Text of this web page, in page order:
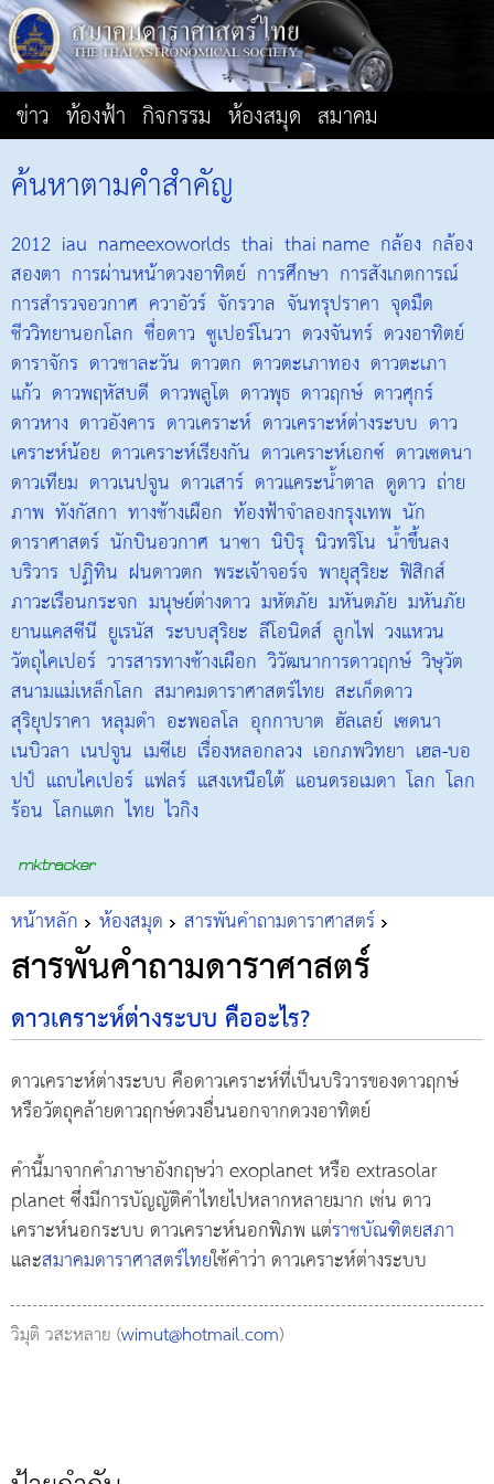
ข่าว ท้องฟ้า กิจกรรม ห้องสมุด สมาคม
ค้นหาตามคำสำคัญ
2012 iau nameexoworlds thai thai name กล้อง กล้อง
สองตา การผ่านหน้าดวงอาทิตย์ การศึกษา การสังเกตการณ์
การสำรวจอวกาศ ควาอัวร์ จักรวาล จันทรุปราคา จุดมืด
ชีววิทยานอกโลก ชื่อดาว ซูเปอร์โนวา ดวงจันทร์ ดวงอาทิตย์
ดาราจักร ดาวชาละวัน ดาวตก ดาวตะเภาทอง ดาวตะเภา
แก้ว ดาวพฤหัสบดี ดาวพลูโต ดาวพุธ ดาวฤกษ์ ดาวศุกร์
ดาวหาง ดาวอังคาร ดาวเคราะห์ ดาวเคราะห์ต่างระบบ ดาว
เคราะห์น้อย ดาวเคราะห์เรียงกัน ดาวเคราะห์เอกซ์ ดาวเซดนา
ดาวเทียม ดาวเนปจูน ดาวเสาร์ ดาวแคระน้ำตาล ดูดาว ถ่าย
ภาพ ทังกัสกา ทางช้างเผือก ท้องฟ้าจำลองกรุงเทพ นัก
ดาราศาสตร์ นักบินอวกาศ นาซา นิบิรุ นิวทริโน น้ำขึ้นลง
บริวาร ปฏิทิน ฝนดาวตก พระเจ้าจอร์จ พายุสุริยะ ฟิสิกส์
ภาวะเรือนกระจก มนุษย์ต่างดาว มหัตภัย มหันตภัย มหันภัย
ยานแคสซีนี ยูเรนัส ระบบสุริยะ ลีโอนิดส์ ลูกไฟ วงแหวน
วัตถุไคเปอร์ วารสารทางช้างเผือก วิวัฒนาการดาวฤกษ์ วิษุวัต
สนามแม่เหล็กโลก สมาคมดาราศาสตร์ไทย สะเก็ดดาว
สุริยุปราคา หลุมดำ อะพอลโล อุกกาบาต ฮัลเลย์ เซดนา
เนบิวลา เนปจูน เมซีเย เรื่องหลอกลวง เอกภพวิทยา เฮล-บอ
ปป์ แถบไคเปอร์ แฟลร์ แสงเหนือใต้ แอนดรอเมดา โลก โลก
ร้อน โลกแตก ไทย ไวกิง
หน้าหลัก ห้องสมุด สารพันคำถามดาราศาสตร์
สารพันคำถามดาราศาสตร์
ดาวเคราะห์ต่างระบบ คืออะไร?
ดาวเคราะห์ต่างระบบ คือดาวเคราะห์ที่เป็นบริวารของดาวฤกษ์
หรือวัตถุคล้ายดาวฤกษ์ดวงอื่นนอกจากดวงอาทิตย์
คำนี้มาจากคำภาษาอังกฤษว่า exoplanet หรือ extrasolar
planet ซึ่งมีการบัญญัติคำไทยไปหลากหลายมาก เช่น ดาว
เคราะห์นอกระบบ ดาวเคราะห์นอกพิภพ แต่ราชบัณฑิตยสภา
และสมาคมดาราศาสตร์ไทยใช้คำว่า ดาวเคราะห์ต่างระบบ
วิมุติ วสะหลาย (wimut@hotmail.com)